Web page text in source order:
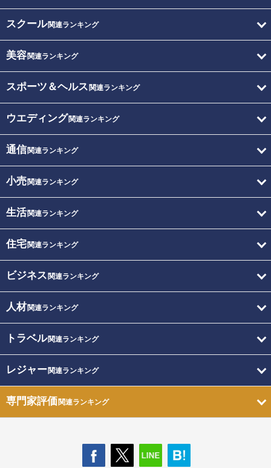
スクール関連ランキング
美容関連ランキング
スポーツ＆ヘルス 関連ランキング
ウエディング関連ランキング
通信関連ランキング
小売関連ランキング
生活関連ランキング
住宅関連ランキング
ビジネス 関連ランキング
人材関連ランキング
トラベル関連ランキング
レジャー関連ランキング
専門家評価関連ランキング